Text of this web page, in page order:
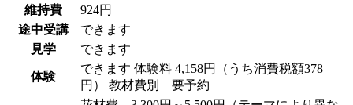
維持費
924円
途中受講
できます
見学
できます
体験
できます 体験料 4,158円（うち消費税額378
円） 教材費別 要予約